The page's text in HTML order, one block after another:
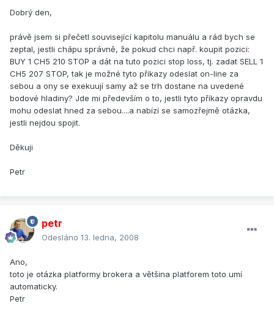
Dobrý den,
právě jsem si přečetl související kapitolu manuálu a rád bych se
zeptal, jestli chápu správně, že pokud chci např. koupit pozici:
BUY 1 CH5 210 STOP a dát na tuto pozici stop loss, tj. zadat SELL 1
CH5 207 STOP, tak je možné tyto příkazy odeslat on-line za
sebou a ony se exekuují samy až se trh dostane na uvedené
bodové hladiny? Jde mi především o to, jestli tyto příkazy opravdu
mohu odeslat hned za sebou....a nabízí se samozřejmě otázka,
jestli nejdou spojit.
Děkuji
Petr
petr
Odesláno 13. ledna, 2008
Ano,
toto je otázka platformy brokera a většina platforem toto umí
automaticky.
Petr